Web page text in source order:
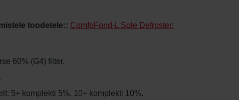
toodetele:: ComfoFond-L Sole Defroster:
60% (G4) filter.
5+ komplekti 5%, 10+ komplekti 10%.